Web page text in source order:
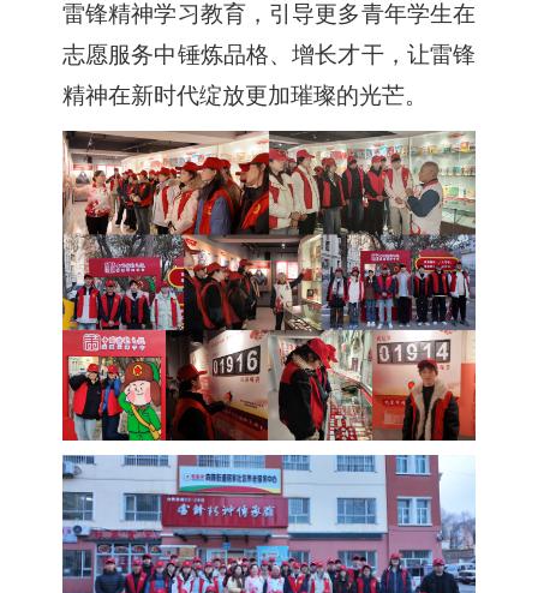
雷锋精神学习教育，引导更多青年学生在
志愿服务中锤炼品格、增长才干，让雷锋
精神在新时代绽放更加璀璨的光芒。